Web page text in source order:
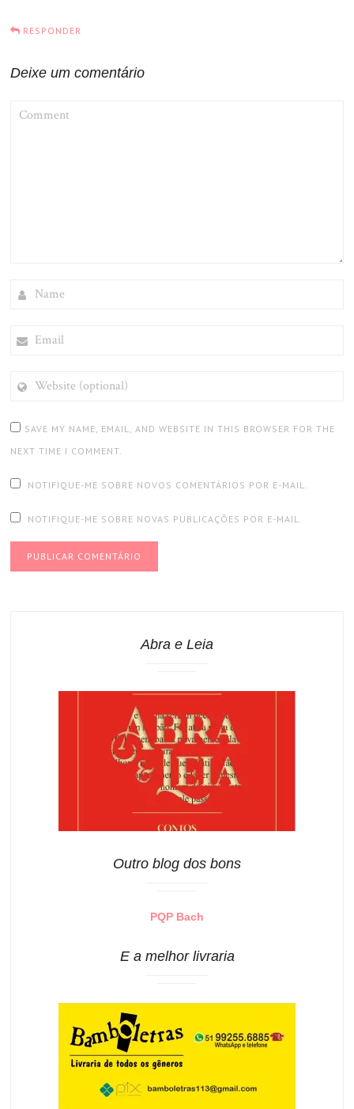
RESPONDER
Deixe um comentário
(OPTIONAL)
SAVE MY NAME, EMAIL, AND WEBSITE IN THIS BROWSER FOR THE
NEXT TIME I COMMENT.
NOTIFIQUE-ME SOBRE NOVOS COMENTÁRIOS POR E-MAIL.
NOTIFIQUE-ME SOBRE NOVAS PUBLICAÇÕES POR E-MAIL.
Abra e Leia
Outro blog dos bons
PQP Bach
E a melhor livraria